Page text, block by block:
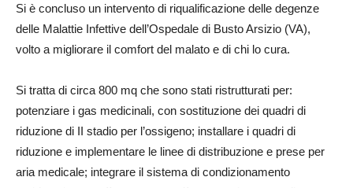
Si è concluso un intervento di riqualificazione delle degenze
delle Malattie Infettive dell’Ospedale di Busto Arsizio (VA),
volto a migliorare il comfort del malato e di chi lo cura.
Si tratta di circa 800 mq che sono stati ristrutturati per:
potenziare i gas medicinali, con sostituzione dei quadri di
riduzione di II stadio per l’ossigeno; installare i quadri di
riduzione e implementare le linee di distribuzione e prese per
aria medicale; integrare il sistema di condizionamento